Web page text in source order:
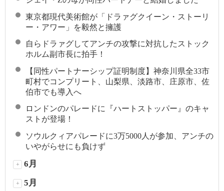
東京都現代美術館が「ドラァグクイーン・ストーリ
ー・アワー」を毅然と擁護
自らドラァグしてアンチの攻撃に対抗したストック
ホルム副市長に拍手！
【同性パートナーシップ証明制度】神奈川県全33市
町村でコンプリート、山梨県、淡路市、庄原市、佐
伯市でも導入へ
ロンドンのパレードに『ハートストッパー』のキャ
ストが登場！
ソウルクィアパレードに3万5000人が参加、アンチの
いやがらせにも負けず
+ 6月
+ 5月